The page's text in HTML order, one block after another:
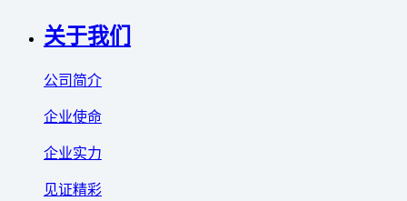
关于我们
公司简介
企业使命
企业实力
见证精彩